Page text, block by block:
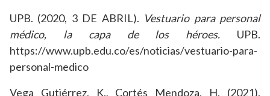
UPB. (2020, 3 DE ABRIL). Vestuario para personal
médico, la capa de los héroes. UPB.
https://www.upb.edu.co/es/noticias/vestuario-para-
personal-medico
Vega Gutiérrez, K., Cortés Mendoza, H. (2021).